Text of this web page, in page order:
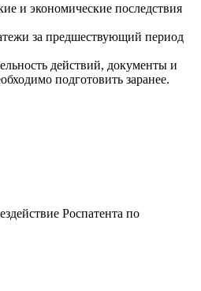
и экономические последствия
за предшествующий период
действий, документы и
подготовить заранее.
Роспатента по